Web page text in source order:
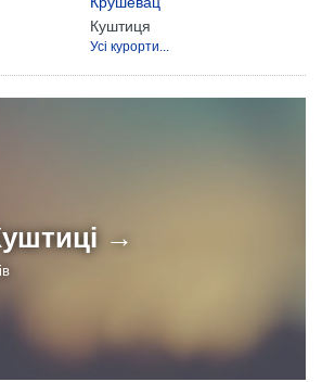
Куштиця
Усі курорти...
→